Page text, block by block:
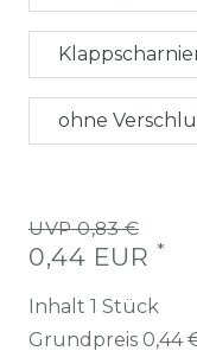
ohne
UVP 0,83 €
0,44 EUR *
Inhalt 1 Stück
Grundpreis 0,44